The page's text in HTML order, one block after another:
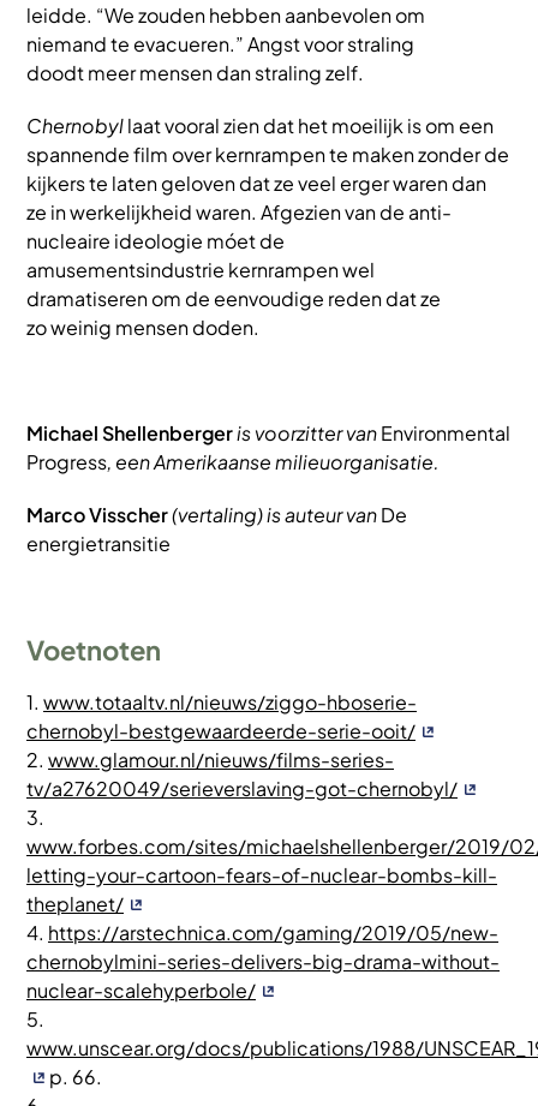
leidde. “We zouden hebben aanbevolen om
niemand te evacueren.” Angst voor straling
doodt meer mensen dan straling zelf.
Chernobyllaat vooral zien dat het moeilijk is om een
spannende film over kernrampen te maken zonder de
kijkers te laten geloven dat ze veel erger waren dan
ze in werkelijkheid waren. Afgezien van de anti-
nucleaire ideologie móet de
amusementsindustrie kernrampen wel
dramatiseren om de eenvoudige reden dat ze
zo weinig mensen doden.
Michael Shellenbergeris voorzitter vanEnvironmental
Progress, een Amerikaanse milieuorganisatie.
Marco Visscher(vertaling) is auteur vanDe
energietransitie
Voetnoten
1. www.totaaltv.nl/nieuws/ziggo-hboserie-
chernobyl-bestgewaardeerde-serie-ooit/
2. www.glamour.nl/nieuws/films-series-
tv/a27620049/serieverslaving-got-chernobyl/
3.
www.forbes.com/sites/michaelshellenberger/2019/
letting-your-cartoon-fears-of-nuclear-bombs-kill-
theplanet/
4. https://arstechnica.com/gaming/2019/05/new-
chernobylmini-series-delivers-big-drama-without-
nuclear-scalehyperbole/
5.
www.unscear.org/docs/publications/1988/
p. 66.